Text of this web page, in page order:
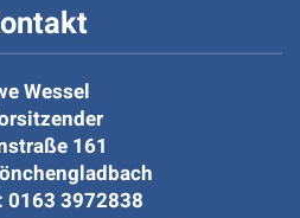
Wessel
161
0163 3972838